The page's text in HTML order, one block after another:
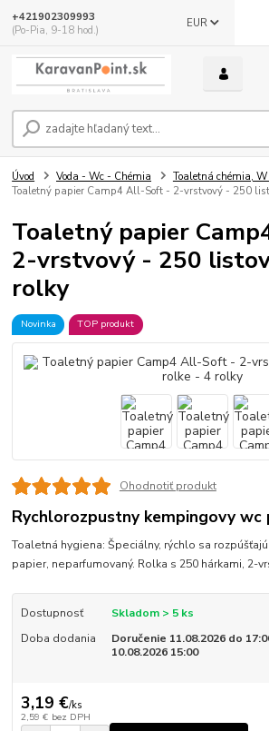
EUR
+421902309993
(Po-Pia, 9-18 hod.)
Úvod Voda - Wc - Chémia
Toaletná chémia,
Toaletný papier Camp4 All-Soft - 2-vrstvový - 250
Toaletný papier
2-vrstvový - 250
rolky
Novinka TOP produkt
Ohodnotiť produkt
Rychlorozpustny kempingovy wc
Toaletná hygiena: Špeciálny, rýchlo sa
papier, neparfumovaný. Rolka s 250 hárkami, 2-
Dostupnosť
Skladom > 5 ks
Doba dodania
Doručenie 11.08.2026 do
10.08.2026 15:00
3,19 €/ks
2,59 € bez DPH